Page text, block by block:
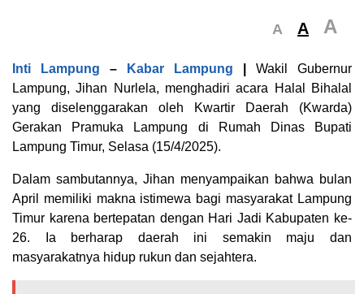
A A A
Inti Lampung – Kabar Lampung
Wakil Gubernur
Lampung, Jihan Nurlela, menghadiri acara Halal Bihalal
yang diselenggarakan oleh Kwartir Daerah (Kwarda)
Gerakan Pramuka Lampung di Rumah Dinas Bupati
Lampung Timur, Selasa (15/4/2025).
Dalam sambutannya, Jihan menyampaikan bahwa bulan
April memiliki makna istimewa bagi masyarakat Lampung
Timur karena bertepatan dengan Hari Jadi Kabupaten ke-
26. Ia berharap daerah ini semakin maju dan
masyarakatnya hidup rukun dan sejahtera.